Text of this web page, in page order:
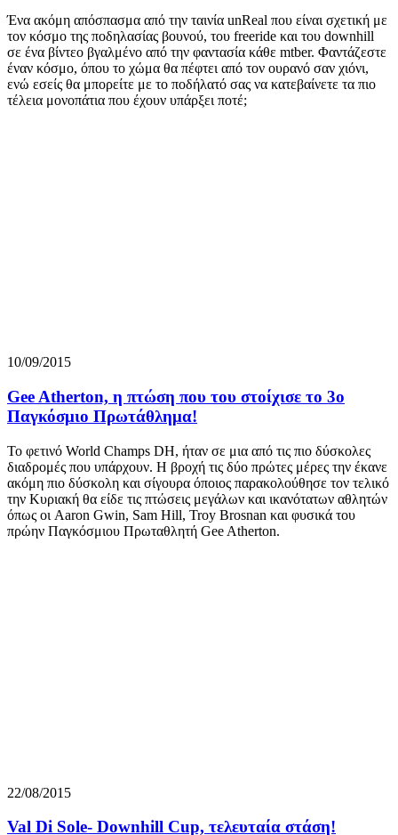
Ένα ακόμη απόσπασμα από την ταινία unReal που είναι σχετική με
τον κόσμο της ποδηλασίας βουνού, του freeride και του downhill
σε ένα βίντεο βγαλμένο από την φαντασία κάθε mtber. Φαντάζεστε
έναν κόσμο, όπου το χώμα θα πέφτει από τον ουρανό σαν χιόνι,
ενώ εσείς θα μπορείτε με το ποδήλατό σας να κατεβαίνετε τα πιο
τέλεια μονοπάτια που έχουν υπάρξει ποτέ;
10/09/2015
Gee Atherton, η πτώση που του στοίχισε το 3ο
Παγκόσμιο Πρωτάθλημα!
Το φετινό World Champs DH, ήταν σε μια από τις πιο δύσκολες
διαδρομές που υπάρχουν. Η βροχή τις δύο πρώτες μέρες την έκανε
ακόμη πιο δύσκολη και σίγουρα όποιος παρακολούθησε τον τελικό
την Κυριακή θα είδε τις πτώσεις μεγάλων και ικανότατων αθλητών
όπως οι Aaron Gwin, Sam Hill, Troy Brosnan και φυσικά του
πρώην Παγκόσμιου Πρωταθλητή Gee Atherton.
22/08/2015
Val Di Sole- Downhill Cup, τελευταία στάση!